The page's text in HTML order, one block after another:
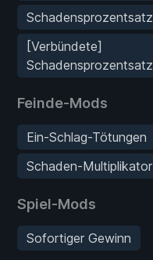
Schadensprozentsatz
[Verbündete]
Schadensprozentsatz
Feinde-Mods
Ein-Schlag-Tötungen
Schaden-Multiplikator
Spiel-Mods
Sofortiger Gewinn